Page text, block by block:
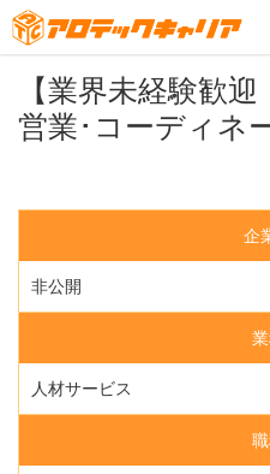
ホーム 求人検索 岐阜県 求
【業界未経験歓
営業･コーディネ
企
非公開
人材サービス